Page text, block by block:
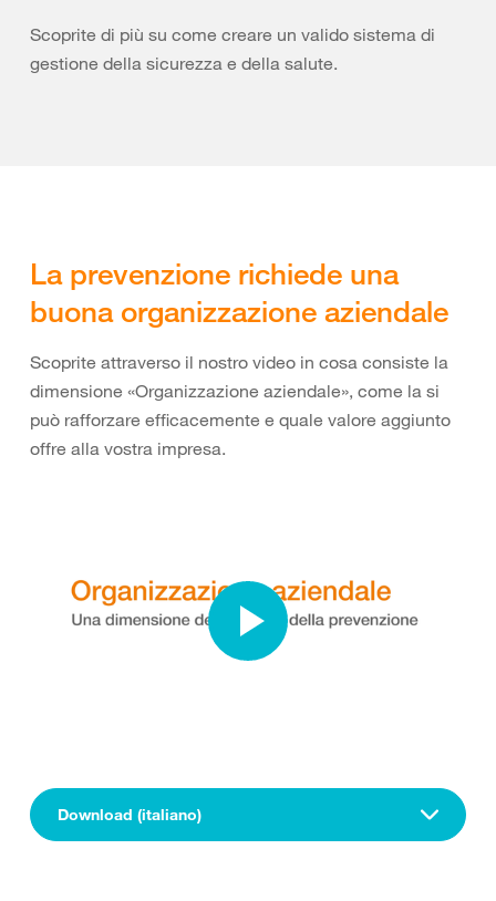
Scoprite di più su come creare un valido sistema di
gestione della sicurezza e della salute.
La prevenzione richiede una
buona organizzazione aziendale
Scoprite attraverso il nostro video in cosa consiste la
dimensione «Organizzazione aziendale», come la si
può rafforzare efficacemente e quale valore aggiunto
offre alla vostra impresa.
Download (italiano)